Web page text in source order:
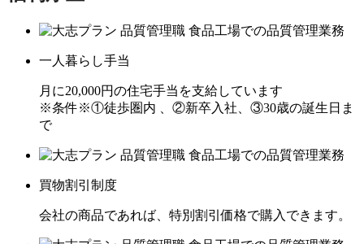
一人暮らし手当
月に20,000円の住宅手当を支給しています
※条件※①徒歩圏内 、②新卒入社、③30歳の誕生日ま
で
買物割引制度
会社の商品であれば、特別割引価格で購入できます。